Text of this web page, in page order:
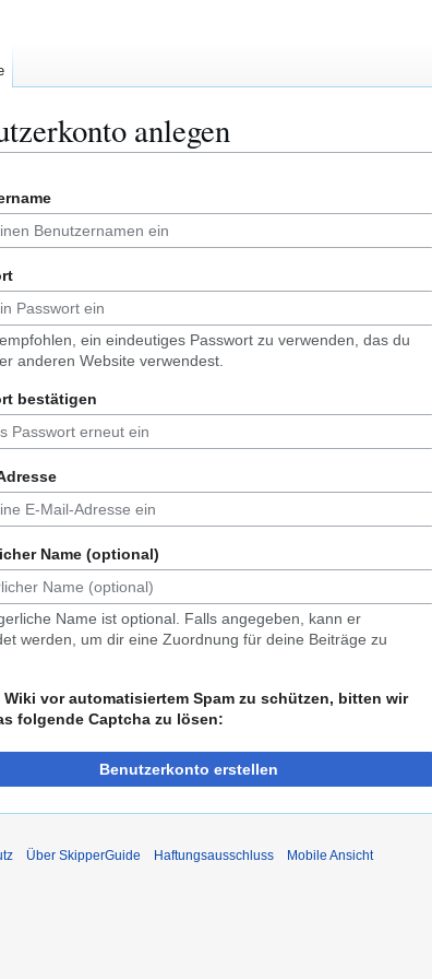
anlegen
ein eindeutiges Passwort zu verwenden, das du
anderen Website verwendest.
bestätigen
Name (optional)
Name ist optional. Falls angegeben, kann er
werden, um dir eine Zuordnung für deine Beiträge zu
Wiki vor automatisiertem Spam zu schützen, bitten wir
folgende Captcha zu lösen:
Benutzerkonto erstellen
Über SkipperGuide Haftungsausschluss Mobile Ansicht